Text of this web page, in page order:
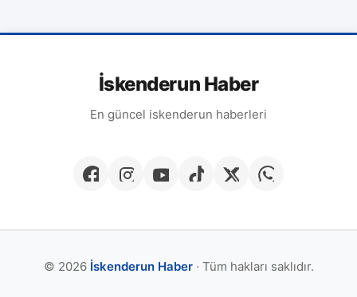
İskenderun Haber
En güncel iskenderun haberleri
© 2026 İskenderun Haber· Tüm hakları saklıdır.